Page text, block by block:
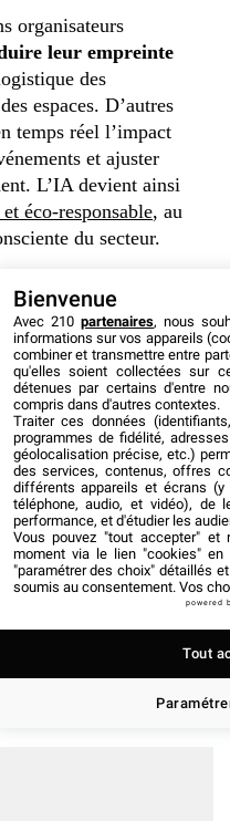
organisateurs
leur empreinte
des
espaces. D’autres
temps réel l’impact
et ajuster
L’IA devient ainsi
éco-responsable, au
du secteur.
stimule aussi la
formes
augmentée ou les
la voie à des
entre ainsi
où la
des moments
Facebook
TwitterLinkedIn
Bienvenue
Avec 210 partenaires, nous
informations sur vos appareils
combiner et transmettre entre
qu'elles soient collectées sur
détenues par certains d'entre
compris dans d'autres contextes.
Traiter ces données
programmes de fidélité,
géolocalisation précise, etc.)
des services, contenus, offres
différents appareils et écrans (y
téléphone, audio, et vidéo), de
performance, et d'étudier les
Vous pouvez "tout accepter" et
moment via le lien "cookies" en
"paramétrer des choix" détaillés
soumis au consentement. Vos
powered
Tout